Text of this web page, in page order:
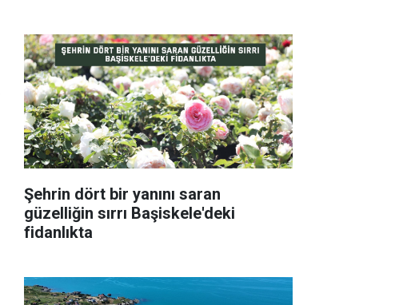
Şehrin dört bir yanını saran
güzelliğin sırrı Başiskele'deki
fidanlıkta